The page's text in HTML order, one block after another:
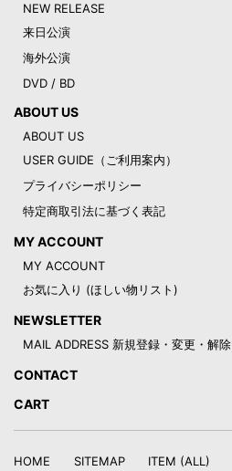
NEW RELEASE
来日公演
海外公演
DVD / BD
ABOUT US
ABOUT US
USER GUIDE（ご利用案内）
プライバシーポリシー
特定商取引法に基づく表記
MY ACCOUNT
MY ACCOUNT
お気に入り (ほしい物リスト)
NEWSLETTER
MAIL ADDRESS 新規登録・変更・解除
CONTACT
CART
HOME SITEMAP ITEM (ALL)